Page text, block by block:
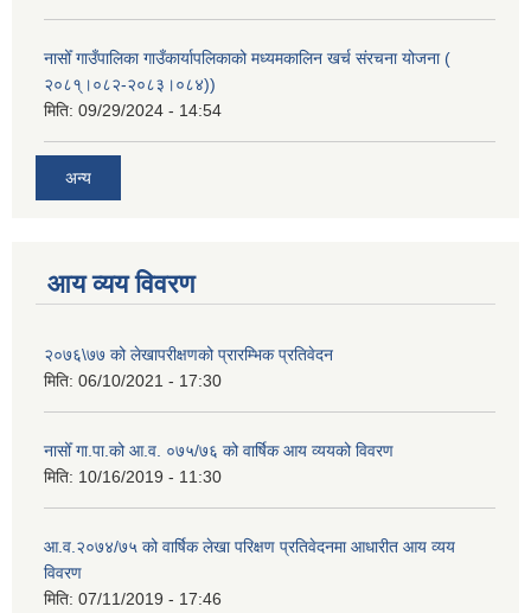
नासोँ गाउँपालिका गाउँकार्यापलिकाको मध्यमकालिन खर्च संरचना योजना (
२०८१्।०८२-२०८३।०८४))
मिति: 09/29/2024 - 14:54
अन्य
आय व्यय विवरण
२०७६\७७ को लेखापरीक्षणको प्रारम्भिक प्रतिवेदन
मिति: 06/10/2021 - 17:30
नासोँ गा.पा.को आ.व. ०७५/७६ को वार्षिक आय व्ययको विवरण
मिति: 10/16/2019 - 11:30
आ.व.२०७४/७५ को वार्षिक लेखा परिक्षण प्रतिवेदनमा आधारीत आय व्यय
विवरण
मिति: 07/11/2019 - 17:46